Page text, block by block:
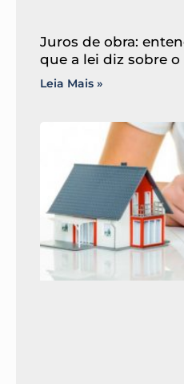
Juros de obra:
que a lei diz sobre o
Leia Mais »